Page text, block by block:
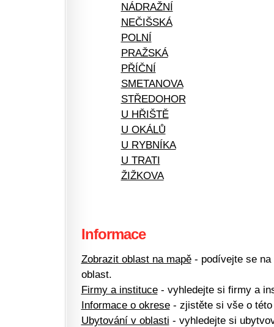
NÁDRAŽNÍ
NEČIŠSKÁ
POLNÍ
PRAŽSKÁ
PŘÍČNÍ
SMETANOVA
STŘEDOHOR
U HŘIŠTĚ
U OKÁLŮ
U RYBNÍKA
U TRATI
ŽIŽKOVA
Informace
Zobrazit oblast na mapě- podívejte se na
oblast.
Firmy a instituce- vyhledejte si firmy a
Informace o okrese- zjistěte si vše o této
Ubytování v oblasti - vyhledejte si